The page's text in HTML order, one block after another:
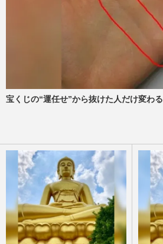
宝くじの“運任せ”から抜けた人だけ変わる